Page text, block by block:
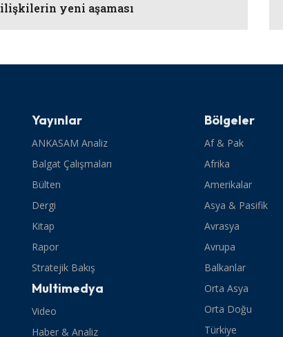
ilişkilerin yeni aşaması
Yayınlar
ANKASAM Analiz
Balgat Çalışmaları
Bülten
Dergi
Kitap
Rapor
Stratejik Bakış
Multimedya
Video
Haber & Analiz
Bölgeler
Af & Pak
Afrika
Amerikalar
Asya & Pasifik
Avrasya
Avrupa
Balkanlar
Orta Asya
Orta Doğu
Türkiye